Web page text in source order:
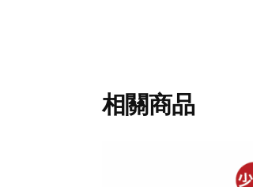
相關商品